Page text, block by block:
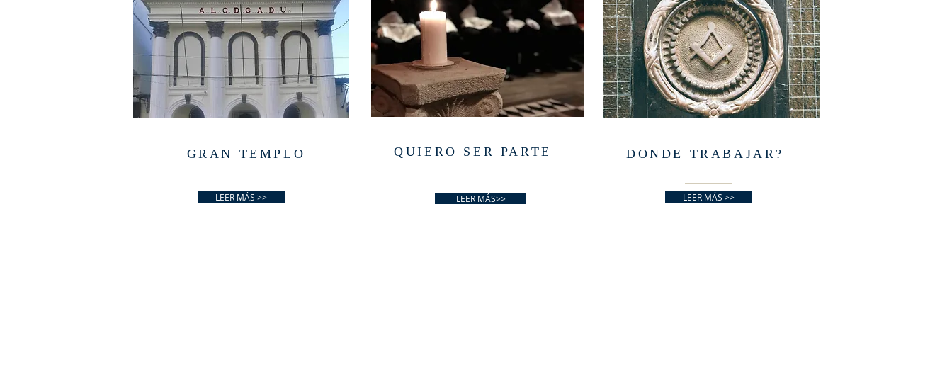
GRAN TEMPLO
LEER MÁS >>
QUIERO SER PARTE
LEER MÁS>>
DONDE TRABAJAR?
LEER MÁS >>